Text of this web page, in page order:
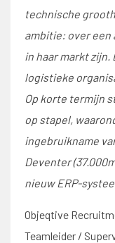
technische
ambitie: over een
in haar markt
logistieke
Op korte termijn
op stapel,
ingebruikname
Deventer
nieuw ERP-
Objeqtive
Teamleider /